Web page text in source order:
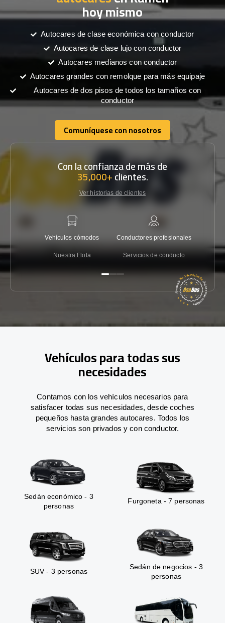
hoy mismo
Autocares de clase económica con conductor
Autocares de clase lujo con conductor
Autocares medianos con conductor
Autocares grandes con remolque para más equipaje
Autocares de dos pisos de todos los tamaños con
conductor
Comuníquese con nosotros
Comuníquese con nosotros
Con la confianza de más de
35,000+clientes.
Ver historias de clientes
Vehículos cómodos
Nuestra Flota
Conductores profesionales
Servicios de conducto
Vehículos para todas sus
necesidades
Contamos con los vehículos necesarios para
satisfacer todas sus necesidades, desde coches
pequeños hasta grandes autocares. Todos los
servicios son privados y con conductor.
Sedán económico - 3
personas
Furgoneta - 7 personas
SUV - 3 personas
Sedán de negocios - 3
personas